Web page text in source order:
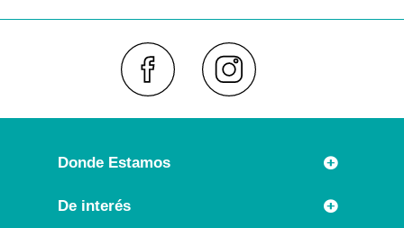
Donde Estamos
Rúa Príncipe 7
De interés